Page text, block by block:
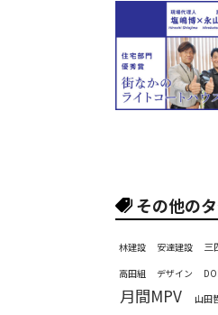
その他の
林建設 安達建設 三
高田組 デザイン
月間MPV 山田